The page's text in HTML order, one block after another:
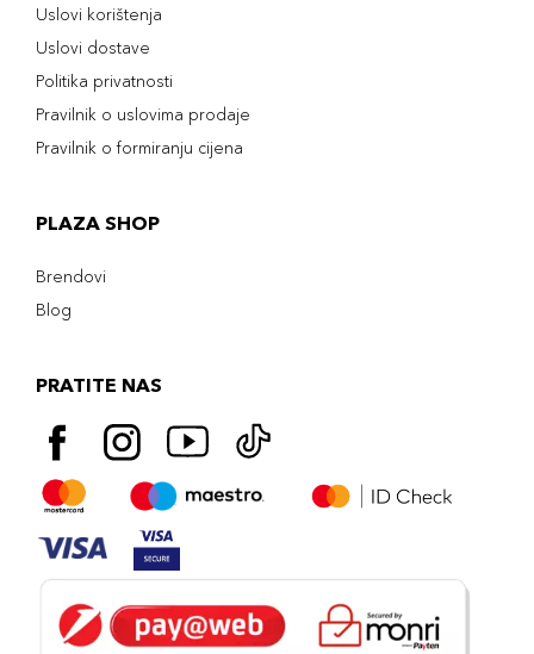
Uslovi korištenja
Uslovi dostave
Politika privatnosti
Pravilnik o uslovima prodaje
Pravilnik o formiranju cijena
PLAZA SHOP
Brendovi
Blog
PRATITE NAS